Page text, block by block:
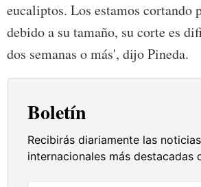
eucaliptos. Los estamos cortando
debido a su tamaño, su corte es
dos semanas o más', dijo Pineda.
Boletín
Recibirás diariamente las
internacionales más destacadas